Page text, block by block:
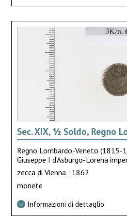
Sec. XIX, ½ Soldo, Regno
Regno Lombardo-Veneto (1815-
Giuseppe I d’Asburgo-Lorena
zecca di Vienna ; 1862
monete
Informazioni di dettaglio